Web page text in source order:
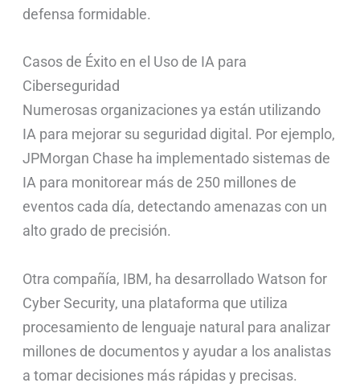
defensa formidable.
Casos de Éxito en el Uso de IA para
Ciberseguridad
Numerosas organizaciones ya están utilizando
IA para mejorar su seguridad digital. Por ejemplo,
JPMorgan Chase ha implementado sistemas de
IA para monitorear más de 250 millones de
eventos cada día, detectando amenazas con un
alto grado de precisión.
Otra compañía, IBM, ha desarrollado Watson for
Cyber Security, una plataforma que utiliza
procesamiento de lenguaje natural para analizar
millones de documentos y ayudar a los analistas
a tomar decisiones más rápidas y precisas.